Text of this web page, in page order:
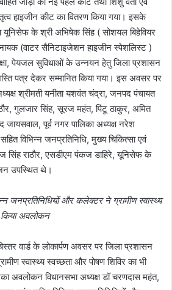
हाइजीन कीट का वितरण किया गया। इसके
यूनिसेफ के श्री अभिषेक सिंह ( सोशयल बिहेवियर
(वाटर सैनिटाइजेशन हाइजीन स्पेशलिस्ट )
पेयजल सुविधाओं के उन्नयन हेतु जिला प्रशासन
पत्र देकर सम्मानित किया गया। इस अवसर पर
श्रीमती यनीता यशवंत चंद्रा, जनपद पंचायत
गुलजार सिंह, सूरज महंत, पिंटू ठाकुर, अमित
जायसवाल, पूर्व नगर पालिका अध्यक्ष नरेश
विभिन्न जनप्रतिनिधि, मुख्य चिकित्सा एवं
सिंह राठौर, एसडीएम पंकज डाहिरे, यूनिसेफ के
उपस्थित थे।
जनप्रतिनिधियों और कलेक्टर ने ग्रामीण स्वास्थ्य
किया अवलोकन
वार्ड के लोकार्पण अवसर पर जिला प्रशासन
स्वास्थ्य स्वच्छता और पोषण शिविर का भी
अवलोकन विधानसभा अध्यक्ष डॉ चरणदास महंत,